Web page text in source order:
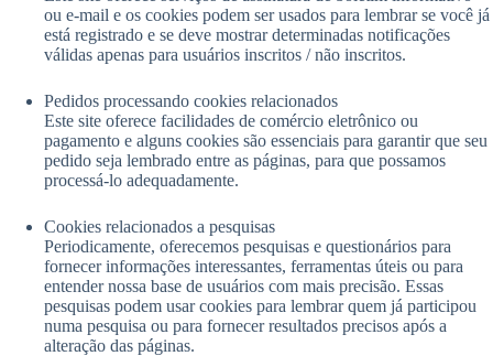
ou e-mail e os cookies podem ser usados ​​para lembrar se você já
está registrado e se deve mostrar determinadas notificações
válidas apenas para usuários inscritos / não inscritos.
Pedidos processando cookies relacionados
Este site oferece facilidades de comércio eletrônico ou
pagamento e alguns cookies são essenciais para garantir que seu
pedido seja lembrado entre as páginas, para que possamos
processá-lo adequadamente.
Cookies relacionados a pesquisas
Periodicamente, oferecemos pesquisas e questionários para
fornecer informações interessantes, ferramentas úteis ou para
entender nossa base de usuários com mais precisão. Essas
pesquisas podem usar cookies para lembrar quem já participou
numa pesquisa ou para fornecer resultados precisos após a
alteração das páginas.